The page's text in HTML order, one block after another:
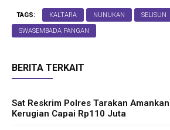
TAGS: KALTARA NUNUKAN SELISUN
SWASEMBADA PANGAN
BERITA TERKAIT
Sat Reskrim Polres Tarakan
Kerugian Capai Rp110 Juta